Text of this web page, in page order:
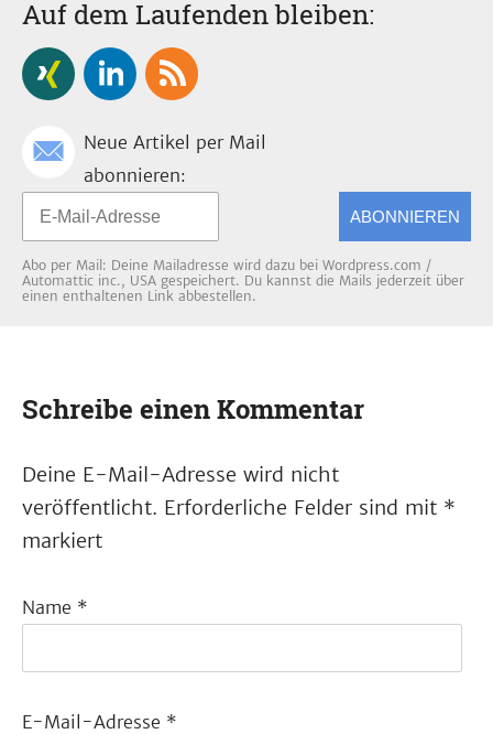
Auf dem Laufenden bleiben:
Neue Artikel per Mail
abonnieren:
ABONNIEREN
Abo per Mail: Deine Mailadresse wird dazu bei Wordpress.com /
Automattic inc., USA gespeichert. Du kannst die Mails jederzeit über
einen enthaltenen Link abbestellen.
Schreibe einen Kommentar
Deine E-Mail-Adresse wird nicht
veröffentlicht. Erforderliche Felder sind mit *
markiert
Name *
E-Mail-Adresse *